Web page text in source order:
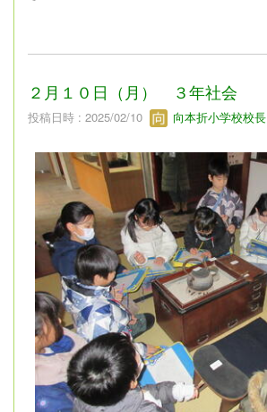
２月１０日（月） ３年社会
投稿日時 : 2025/02/10 向本折小学校校長